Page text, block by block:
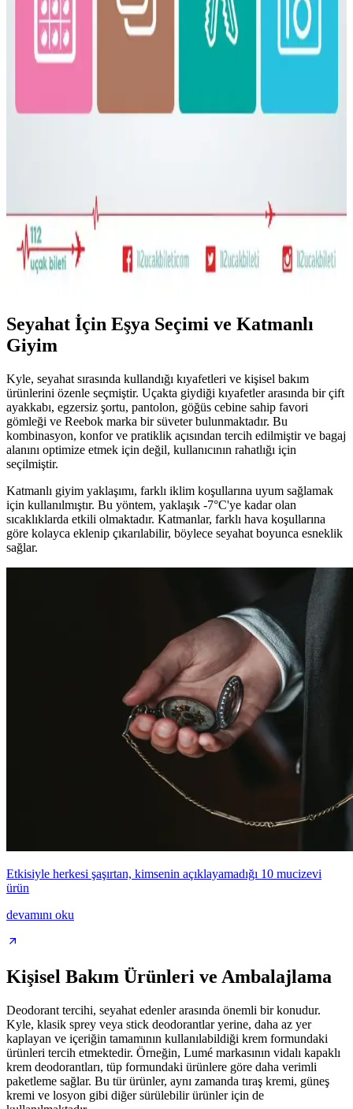
Gossamer Gear Vagabond Jet, hafifliği ve koruyucu laptop
bölmesiyle 3-7 günlük seyahatler için ideal. Şehir içi ve doğa
yürüyüşlerinde pratik kullanım sunar, ancak yağmurda ek önlem
gerekebilir.
22.5L ve Kişisel Eşya ile Seyahat veya Tek 30L Sırt
Çantası Tercihi: Hava Yolu Kısıtlamaları ve Konfor
Seyahatlerde 22.5L sırt çantası ve kişisel eşya kombinasyonu ile tek
28-30L sırt çantası arasındaki avantajlar, hava yolu kısıtlamaları ve
taşıma konforu açısından karşılaştırılıyor.
Seyahat İçin Eşya Seçimi ve Katmanlı
Giyim
Kyle, seyahat sırasında kullandığı kıyafetleri ve kişisel bakım
ürünlerini özenle seçmiştir. Uçakta giydiği kıyafetler arasında bir çift
ayakkabı, egzersiz şortu, pantolon, göğüs cebine sahip favori
gömleği ve Reebok marka bir süveter bulunmaktadır. Bu
kombinasyon, konfor ve pratiklik açısından tercih edilmiştir ve bagaj
alanını optimize etmek için değil, kullanıcının rahatlığı için
seçilmiştir.
Katmanlı giyim yaklaşımı, farklı iklim koşullarına uyum sağlamak
için kullanılmıştır. Bu yöntem, yaklaşık -7°C'ye kadar olan
sıcaklıklarda etkili olmaktadır. Katmanlar, farklı hava koşullarına
göre kolayca eklenip çıkarılabilir, böylece seyahat boyunca esneklik
sağlar.
Etkisiyle herkesi şaşırtan, kimsenin açıklayamadığı 10 mucizevi
ürün
devamını oku
Kişisel Bakım Ürünleri ve Ambalajlama
Deodorant tercihi, seyahat edenler arasında önemli bir konudur.
Kyle, klasik sprey veya stick deodorantlar yerine, daha az yer
kaplayan ve içeriğin tamamının kullanılabildiği krem formundaki
ürünleri tercih etmektedir. Örneğin, Lumé markasının vidalı kapaklı
krem deodorantları, tüp formundaki ürünlere göre daha verimli
paketleme sağlar. Bu tür ürünler, aynı zamanda tıraş kremi, güneş
kremi ve losyon gibi diğer sürülebilir ürünler için de